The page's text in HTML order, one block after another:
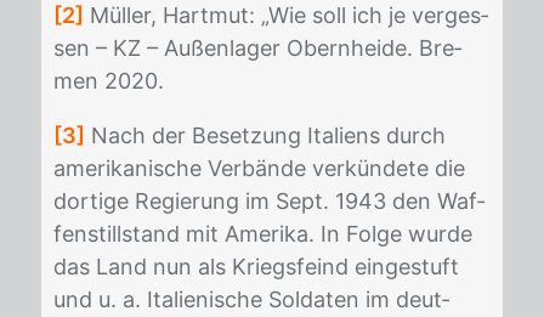
[2] Mül­ler, Hart­mut: „Wie soll ich je ver­ges­
sen – KZ – Au­ßen­la­ger Obern­hei­de. Bre­
men 2020.
[3] Nach der Be­set­zung Ita­li­ens durch
ame­ri­ka­ni­sche Ver­bän­de ver­kün­de­te die
dor­ti­ge Re­gie­rung im Sept. 1943 den Waf­
fen­still­stand mit Ame­ri­ka. In Fol­ge wur­de
das Land nun als Kriegs­feind ein­ge­stuft
und u. a. Ita­lie­ni­sche Sol­da­ten im deut­